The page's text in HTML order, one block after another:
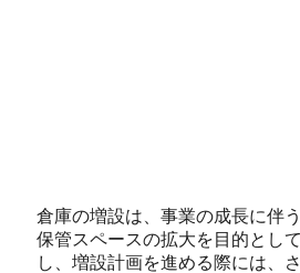
倉庫の増設は、事業の成長に伴
保管スペースの拡大を目的とし
し、増設計画を進める際には、